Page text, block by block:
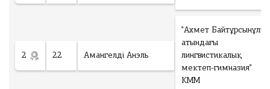
2 22 Амангелді Анэль
"Ахмет Байтұрсынұлы
атындағы
лингвистикалық
мектеп-гимназия"
КММ